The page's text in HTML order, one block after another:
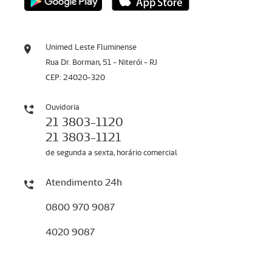
Unimed Leste Fluminense
Rua Dr. Borman, 51 - Niterói - RJ
CEP: 24020-320
Ouvidoria
21 3803-1120
21 3803-1121
de segunda a sexta, horário comercial
Atendimento 24h
0800 970 9087
4020 9087